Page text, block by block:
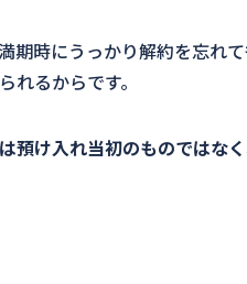
期時にうっかり解約を忘れ
れるからです。
預け入れ当初のものではな